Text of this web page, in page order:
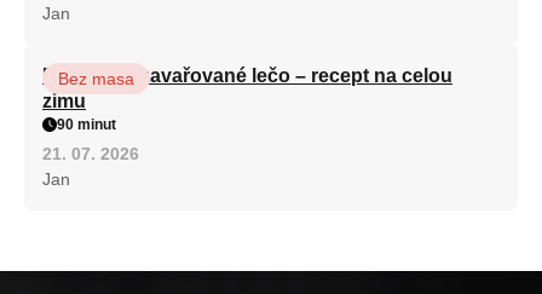
Jan
Babiččino zavařované lečo – recept na celou
zimu
Bez masa
90 minut
21. 07. 2026
Jan